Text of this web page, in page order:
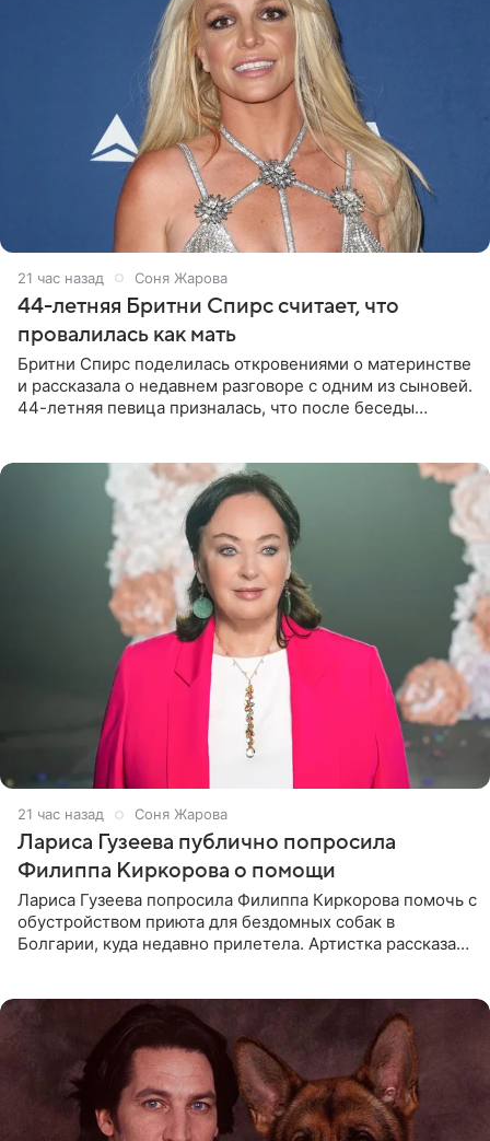
21 час назад Соня Жарова
44-летняя Бритни Спирс считает, что
провалилась как мать
Бритни Спирс поделилась откровениями о материнстве
и рассказала о недавнем разговоре с одним из сыновей.
44-летняя певица призналась, что после беседы
21 час назад Соня Жарова
Лариса Гузеева публично попросила
Филиппа Киркорова о помощи
Лариса Гузеева попросила Филиппа Киркорова помочь с
обустройством приюта для бездомных собак в
Болгарии, куда недавно прилетела. Артистка рассказала